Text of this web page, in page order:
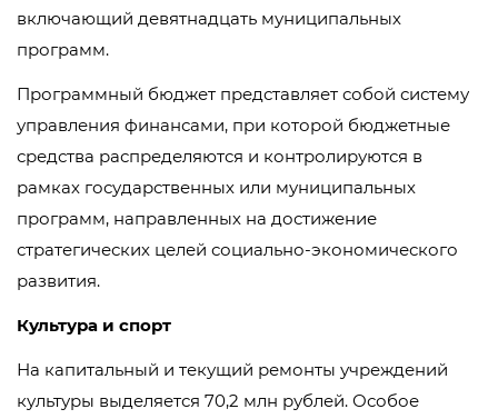
включающий девятнадцать муниципальных
программ.
Программный бюджет представляет собой систему
управления финансами, при которой бюджетные
средства распределяются и контролируются в
рамках государственных или муниципальных
программ, направленных на достижение
стратегических целей социально-экономического
развития.
Культура и спорт
На капитальный и текущий ремонты учреждений
культуры выделяется 70,2 млн рублей. Особое